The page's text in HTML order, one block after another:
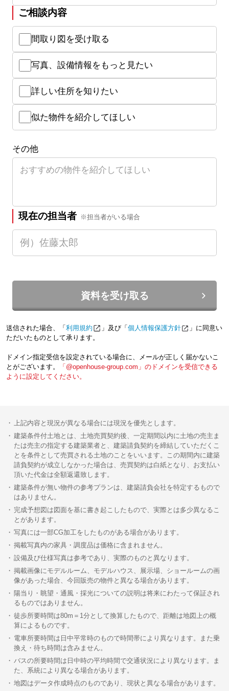
ご相談内容
間取り図を受け取る
写真、設備情報をもっと見たい
詳しい住所を知りたい
似た物件を紹介してほしい
その他
現在の担当者 ※担当者がいる場合
資料を受け取る
送信された場合、「 利用規約 」及び「 個人情報保護方針
」に同意い
ただいたものとして承ります。
ドメイン指定受信を設定されている場合に、メールが正しく届かないこ
とがございます。
「@openhouse-group.com」のドメインを受信できる
ように設定してください。
上記内容と現況が異なる場合には現況を優先とします。
建築条件付土地とは、土地売買契約後、一定期間以内に土地の売主ま
たは売主の指定する建築業者と、建築請負契約を締結していただくこ
とを条件として売買される土地のことをいいます。この期間内に建築
請負契約が成立しなかった場合は、売買契約は白紙となり、お支払い
頂いた代金は全額返還致します。
建築条件が無い物件の参考プランは、建築請負会社を特定するもので
はありません。
完成予想図は図面を基に書き起こしたもので、実際とは多少異なるこ
とがあります。
写真には一部CG加工をしたものがある場合があります。
掲載写真内の家具・調度品は価格に含まれません。
設備及び仕様写真は参考であり、実際のものと異なります。
掲載画像にモデルルーム、モデルハウス、展示場、ショールームの画
像があった場合、今回販売の物件と異なる場合があります。
陽当り・眺望・通風・採光についての説明は将来にわたって保証され
るものではありません。
徒歩所要時間は80m＝1分として換算したもので、距離は地図上の概
算によるものです。
電車所要時間は日中平常時のもので時間帯により異なります。また乗
換え・待ち時間は含みません。
バスの所要時間は日中時の平均時間で交通状況により異なります。ま
た、系統により異なる場合があります。
地図はデータ作成時点のものであり、現状と異なる場合があります。